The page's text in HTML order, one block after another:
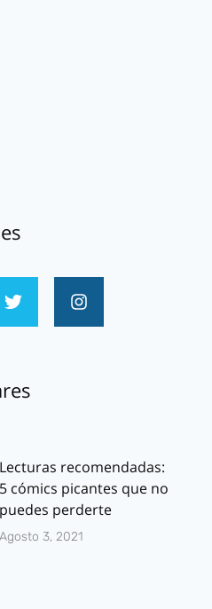
Lecturas recomendadas:
5 cómics picantes que no
puedes perderte
Agosto 3, 2021